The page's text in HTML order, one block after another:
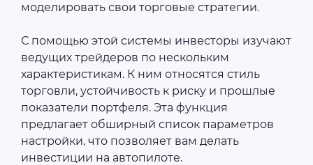
моделировать свои торговые стратегии.
С помощью этой системы инвесторы изучают
ведущих трейдеров по нескольким
характеристикам. К ним относятся стиль
торговли, устойчивость к риску и прошлые
показатели портфеля. Эта функция
предлагает обширный список параметров
настройки, что позволяет вам делать
инвестиции на автопилоте.